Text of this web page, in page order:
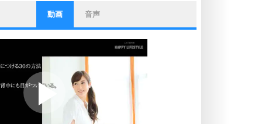
ストレス対策
他人と比べない。
いっそのこと、他人を見ない。
ポジティブになれない原因は、行動
しないから。
ポジティブ思考になる30の方法
動画 音声